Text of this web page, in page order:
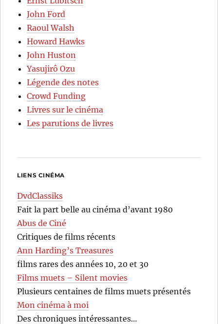
John Ford
Raoul Walsh
Howard Hawks
John Huston
Yasujirô Ozu
Légende des notes
Crowd Funding
Livres sur le cinéma
Les parutions de livres
LIENS CINÉMA
DvdClassiks
Fait la part belle au cinéma d’avant 1980
Abus de Ciné
Critiques de films récents
Ann Harding’s Treasures
films rares des années 10, 20 et 30
Films muets – Silent movies
Plusieurs centaines de films muets présentés
Mon cinéma à moi
Des chroniques intéressantes…